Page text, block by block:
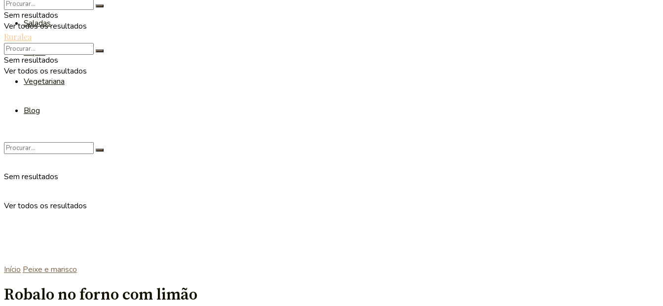
Saladas
Sopas
Vegetariana
Blog
Sem resultados
Ver todos os resultados
Sem resultados
Ver todos os resultados
Ruralea
Sem resultados
Ver todos os resultados
Início Peixe e marisco
Robalo no forno com limão